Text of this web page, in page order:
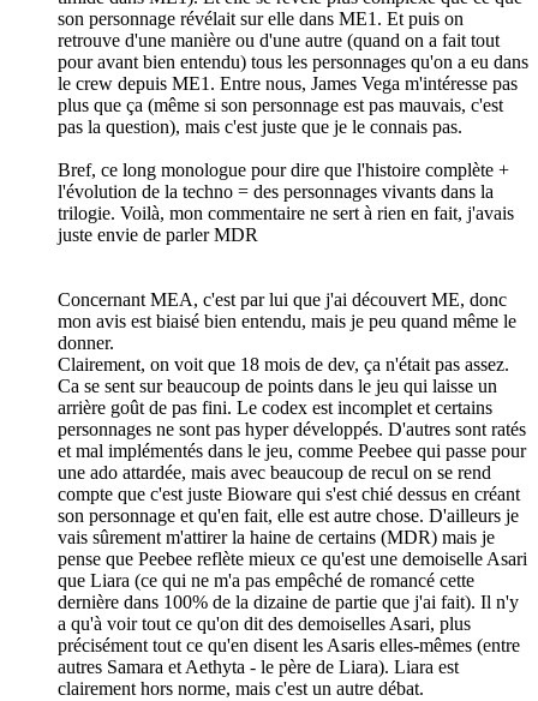
son personnage révélait sur elle dans ME1. Et puis on
retrouve d'une manière ou d'une autre (quand on a fait tout
pour avant bien entendu) tous les personnages qu'on a eu dans
le crew depuis ME1. Entre nous, James Vega m'intéresse pas
plus que ça (même si son personnage est pas mauvais, c'est
pas la question), mais c'est juste que je le connais pas.
Bref, ce long monologue pour dire que l'histoire complète +
l'évolution de la techno = des personnages vivants dans la
trilogie. Voilà, mon commentaire ne sert à rien en fait, j'avais
juste envie de parler MDR
Concernant MEA, c'est par lui que j'ai découvert ME, donc
mon avis est biaisé bien entendu, mais je peu quand même le
donner.
Clairement, on voit que 18 mois de dev, ça n'était pas assez.
Ca se sent sur beaucoup de points dans le jeu qui laisse un
arrière goût de pas fini. Le codex est incomplet et certains
personnages ne sont pas hyper développés. D'autres sont ratés
et mal implémentés dans le jeu, comme Peebee qui passe pour
une ado attardée, mais avec beaucoup de recul on se rend
compte que c'est juste Bioware qui s'est chié dessus en créant
son personnage et qu'en fait, elle est autre chose. D'ailleurs je
vais sûrement m'attirer la haine de certains (MDR) mais je
pense que Peebee reflète mieux ce qu'est une demoiselle Asari
que Liara (ce qui ne m'a pas empêché de romancé cette
dernière dans 100% de la dizaine de partie que j'ai fait). Il n'y
a qu'à voir tout ce qu'on dit des demoiselles Asari, plus
précisément tout ce qu'en disent les Asaris elles-mêmes (entre
autres Samara et Aethyta - le père de Liara). Liara est
clairement hors norme, mais c'est un autre débat.